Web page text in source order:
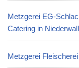
Metzgerei EG-
Catering in
Metzgerei